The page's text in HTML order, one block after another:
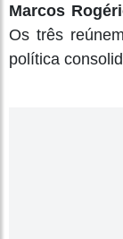
Marcos
Os três
política